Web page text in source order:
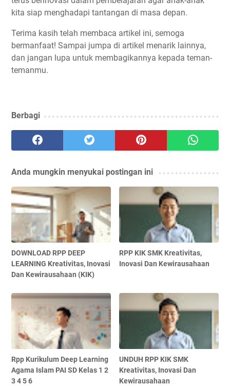
kita siap menghadapi tantangan di masa depan.
Terima kasih telah membaca artikel ini, semoga
bermanfaat! Sampai jumpa di artikel menarik lainnya,
dan jangan lupa untuk membagikannya kepada teman-
temanmu.
Berbagi
Anda mungkin menyukai postingan ini
DOWNLOAD RPP DEEP
LEARNING Kreativitas, Inovasi
Dan Kewirausahaan (KIK)
RPP KIK SMK Kreativitas,
Inovasi Dan Kewirausahaan
Rpp Kurikulum Deep Learning
Agama Islam PAI SD Kelas 1 2
3 4 5 6
UNDUH RPP KIK SMK
Kreativitas, Inovasi Dan
Kewirausahaan